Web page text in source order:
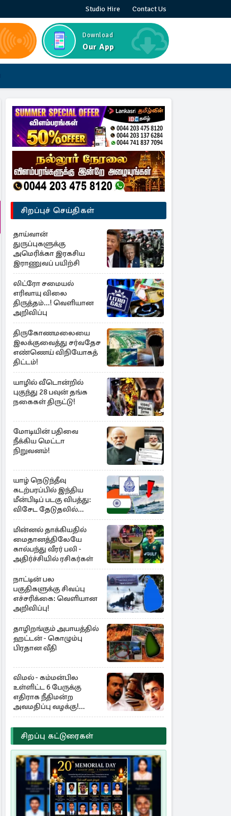
Studio Hire Contact Us
Download
Our App
சிறப்புச் செய்திகள்
தாய்வான்
துருப்புகளுக்கு
அமெரிக்கா இரகசிய
இராணுவப் பயிற்சி
லிட்ரோ சமையல்
எரிவாயு விலை
திருத்தம்...! வெளியான
அறிவிப்பு
திருகோணமலையை
இலக்குவைத்து சர்வதேச
எண்ணெய் விநியோகத்
திட்டம்!
யாழில் வீடொன்றில்
புகுந்து 28 பவுன் தங்க
நகைகள் திருட்டு!
மோடியின் பதிவை
நீக்கிய மெட்டா
நிறுவனம்!
யாழ் நெடுந்தீவு
கடற்பரப்பில் இந்திய
மீன்பிடிப் படகு விபத்து:
விசேட தேடுதலில்
இலங்கை கடற்படை
மின்னல் தாக்கியதில்
மைதானத்திலேயே
கால்பந்து வீரர் பலி -
அதிர்ச்சியில் ரசிகர்கள்
நாட்டின் பல
பகுதிகளுக்கு சிவப்பு
எச்சரிக்கை: வெளியான
அறிவிப்பு!
தாழிறங்கும் அபாயத்தில்
ஹட்டன் - கொழும்பு
பிரதான வீதி
விமல் - கம்மன்பில
உள்ளிட்ட 6 பேருக்கு
எதிராக நீதிமன்ற
அவமதிப்பு வழக்கு!
பிறப்பிக்கப்பட்ட உத்தரவு
சிறப்பு கட்டுரைகள்